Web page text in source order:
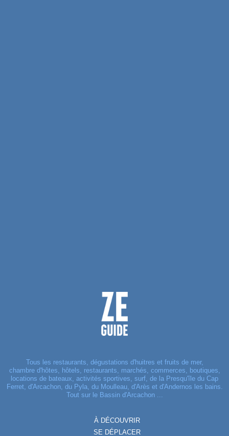
Tous les restaurants, dégustations d'huitres et fruits de mer,
chambre d'hôtes, hôtels, restaurants, marchés, commerces, boutiques,
locations de bateaux, activités sportives, surf, de la Presqu'île du Cap
Ferret, d'Arcachon, du Pyla, du Moulleau, d'Arès et d'Andernos les bains.
Tout sur le Bassin d'Arcachon ...
À DÉCOUVRIR
SE DÉPLACER